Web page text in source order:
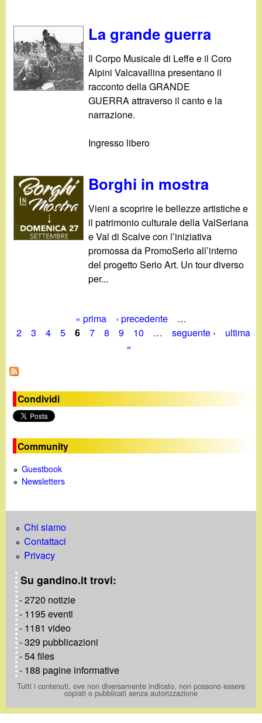
La grande guerra
Il Corpo Musicale di Leffe e il Coro
Alpini Valcavallina presentano il
racconto della GRANDE
GUERRA attraverso il canto e la
narrazione.
Ingresso libero
Borghi in mostra
Vieni a scoprire le bellezze artistiche e
il patrimonio culturale della ValSeriana
e Val di Scalve con l’iniziativa
promossa da PromoSerio all’interno
del progetto Serio Art. Un tour diverso
per...
P
g
i
n
e
« prima ‹ precedente
…
2
3 4 5 6 7 8 9 10 … seguente ›
ultima
»
Condividi
Community
Guestbook
Newsletters
Chi siamo
Contattaci
Privacy
Su gandino.it trovi:
- 2720 notizie
- 1195 eventi
- 1181 video
- 329 pubblicazioni
- 54 files
- 188 pagine informative
Tutti i contenuti, ove non diversamente indicato, non possono essere
copiati o pubblicati senza autorizzazione